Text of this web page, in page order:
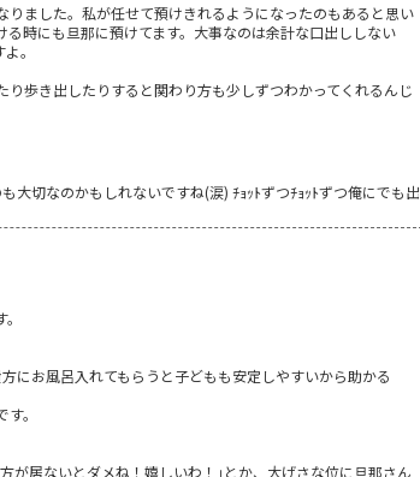
ました。私が任せて預けきれるようになったのもあると思い
時にも旦那に預けてます。大事なのは余計な口出ししない
。
歩き出したりすると関わり方も少しずつわかってくれるんじ
切なのかもしれないですね(涙) ﾁｮｯﾄずつﾁｮｯﾄずつ俺にでも出
にお風呂入れてもらうと子どもも安定しやすいから助かる
。
が居ないとダメね！嬉しいわ！｣とか、大げさな位に旦那さん